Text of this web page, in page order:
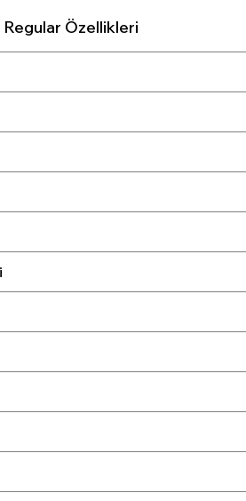
Özellikleri